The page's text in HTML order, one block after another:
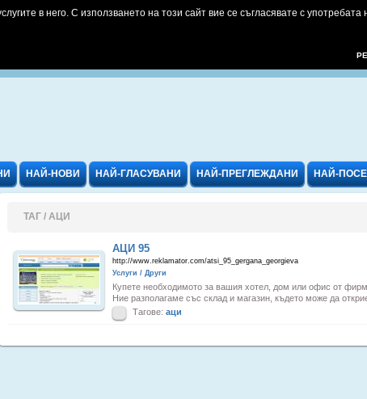
в него. С използването на този сайт вие се съгласявате с употребата
НАЙ-НОВИ НАЙ-ГЛАСУВАНИ НАЙ-ПРЕГЛЕЖДАНИ НАЙ-
ТАГ / АЦИ
АЦИ 95
http://www.reklamator.com/atsi_95_gergana_georgieva
Услуги / Други
Купете необходимото за вашия хотел, дом или офис от
Ние разполагаме със склад и магазин, където може да
Тагове: аци